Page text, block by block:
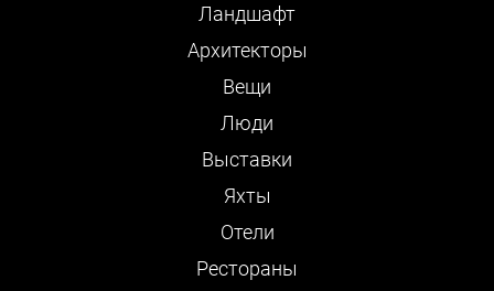
Ландшафт
Архитекторы
Вещи
Люди
Выставки
Яхты
Отели
Рестораны